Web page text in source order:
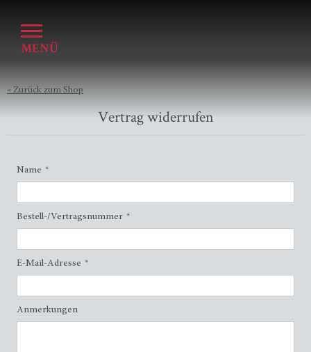
MENÜ
« Zurück zum Shop
Vertrag widerrufen
Name
Bestell-/Vertragsnummer
E-Mail-Adresse
Anmerkungen